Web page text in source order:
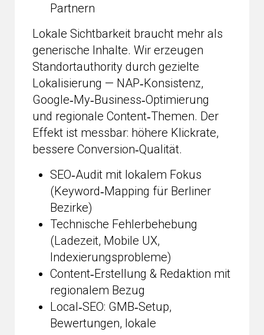
Partnern
Lokale Sichtbarkeit braucht mehr als
generische Inhalte. Wir erzeugen
Standortauthority durch gezielte
Lokalisierung — NAP‑Konsistenz,
Google‑My‑Business‑Optimierung
und regionale Content‑Themen. Der
Effekt ist messbar: höhere Klickrate,
bessere Conversion‑Qualität.
SEO‑Audit mit lokalem Fokus
(Keyword‑Mapping für Berliner
Bezirke)
Technische Fehlerbehebung
(Ladezeit, Mobile UX,
Indexierungsprobleme)
Content‑Erstellung & Redaktion mit
regionalem Bezug
Local‑SEO: GMB‑Setup,
Bewertungen, lokale